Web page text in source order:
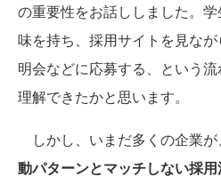
の重要性をお話ししました。
味を持ち、採用サイトを見な
明会などに応募する、という
理解できたかと思います。
しかし、いまだ多くの企業が
動パターンとマッチしない採